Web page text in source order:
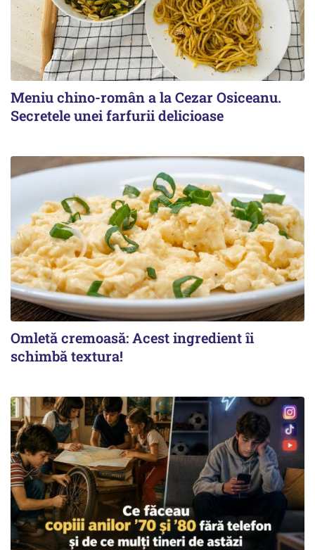
Meniu chino-român a la Cezar Osiceanu.
Secretele unei farfurii delicioase
Omletă cremoasă: Acest ingredient îi
schimbă textura!